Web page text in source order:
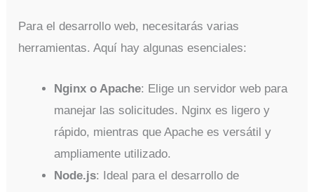
Para el desarrollo web, necesitarás varias
herramientas. Aquí hay algunas esenciales:
Nginx o Apache: Elige un servidor web para
manejar las solicitudes. Nginx es ligero y
rápido, mientras que Apache es versátil y
ampliamente utilizado.
Node.js: Ideal para el desarrollo de